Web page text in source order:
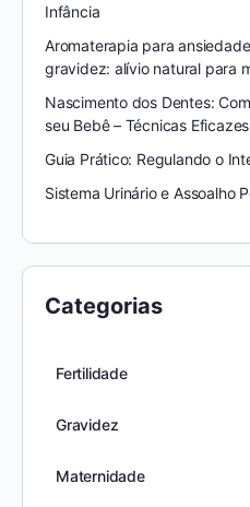
Infância
Aromaterapia para
gravidez: alívio natural para
Nascimento dos Dentes:
seu Bebê – Técnicas
Guia Prático: Regulando o
Sistema Urinário e Assoalho
Categorias
Fertilidade
Gravidez
Maternidade